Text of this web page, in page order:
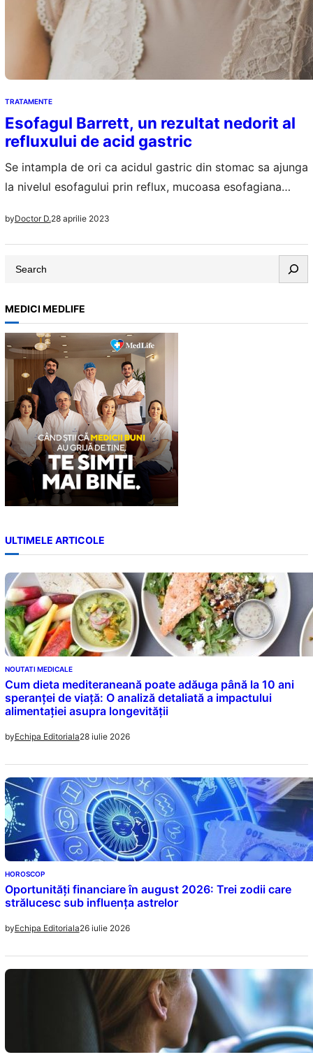
TRATAMENTE
Esofagul Barrett, un rezultat nedorit al
refluxului de acid gastric
Se intampla de ori ca acidul gastric din stomac sa ajunga
la nivelul esofagului prin reflux, mucoasa esofagiana
Barrett este afectiunea descrisa de aceasta
simptomatologie observata la foarte multi pacienti.
Problema este legata in mare parte de sfincterul
esofagian inferior, o valva intre esofag si stomac, si de…
byDoctor D.28 aprilie 2023
a
r
c
h
MEDICI MEDLIFE
ULTIMELE ARTICOLE
NOUTATI MEDICALE
Cum dieta mediteraneană poate adăuga până la 10 ani
speranței de viață: O analiză detaliată a impactului
alimentației asupra longevității
byEchipa Editoriala28 iulie 2026
HOROSCOP
Oportunități financiare în august 2026: Trei zodii care
strălucesc sub influența astrelor
byEchipa Editoriala26 iulie 2026